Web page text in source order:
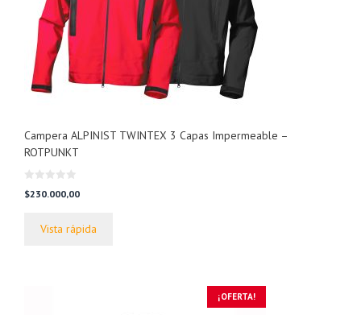
Campera ALPINIST TWINTEX 3 Capas Impermeable –
ROTPUNKT
0
d
$230.000,00
Vista rápida
¡OFERTA!